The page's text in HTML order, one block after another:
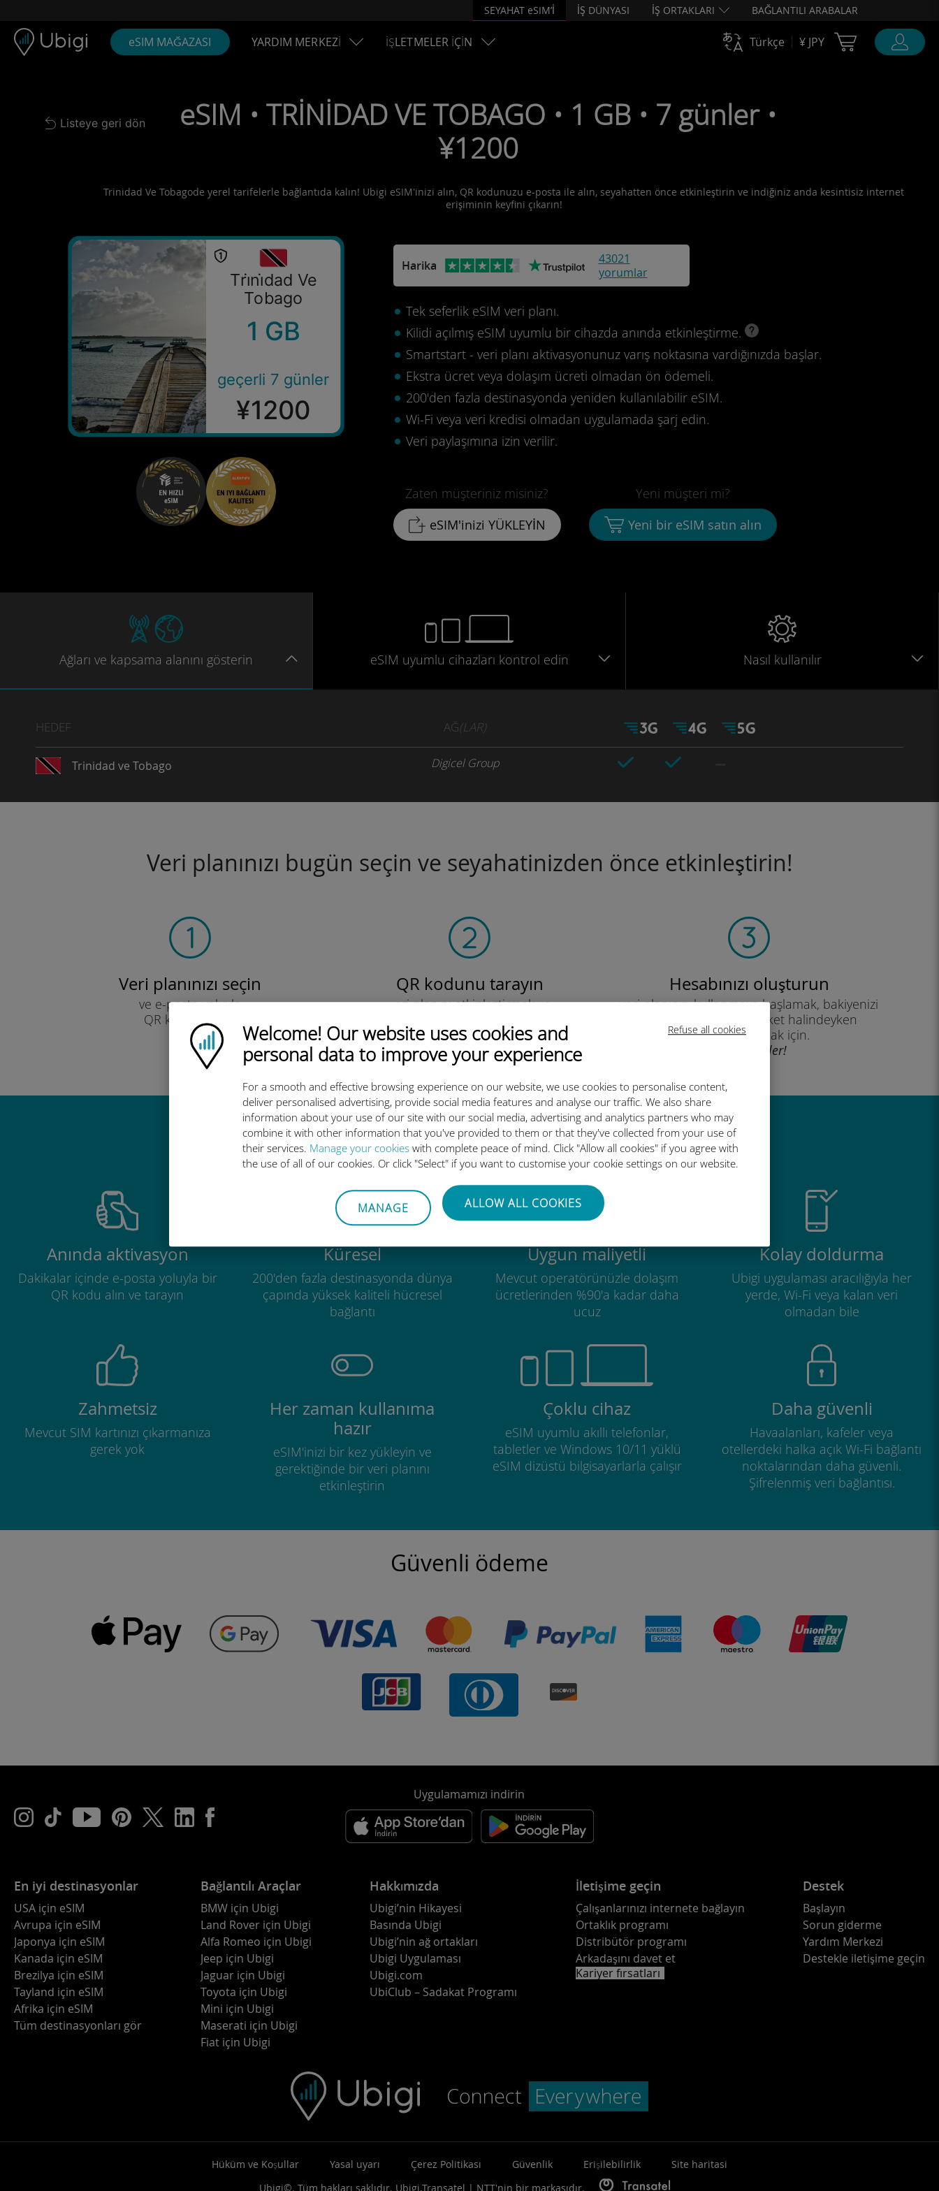
Refuse all cookies
Ubigi logo
Welcome! Our website uses cookies and
personal data to improve your experience
For a smooth and effective browsing experience on our website, we use cookies to personalise content,
deliver personalised advertising, provide social media features and analyse our traffic. We also share
information about your use of our site with our social media, advertising and analytics partners who may
combine it with other information that you've provided to them or that they've collected from your use of
their services. Manage your cookies with complete peace of mind. Click "Allow all cookies" if you agree with
the use of all of our cookies. Or click "Select" if you want to customise your cookie settings on our website.
MANAGE ALLOW ALL COOKIES
SEYAHAT eSIM’İ İŞ DÜNYASI İŞ ORTAKLARI BAĞLANTILI ARABALAR
eSIM MAĞAZASI YARDIM MERKEZİ İŞLETMELER İÇİN Türkçe ¥ JPY Cart Ubigi
Back to list
Listeye geri dön
eSIM • TRİNİDAD VE TOBAGO • 1 GB • 7 günler •
¥1200
Trinidad Ve Tobagode yerel tarifelerle bağlantıda kalın! Ubigi eSIM'inizi alın, QR kodunuzu e-posta ile alın, seyahatten önce etkinleştirin ve indiğiniz anda kesintisiz internet
erişiminin keyfini çıkarın!
Tri̇ni̇dad Ve
Tobago
1 GB
geçerli 7 günler
¥1200
Harika
43021
yorumlar
Tek seferlik eSIM veri planı.
Kilidi açılmış eSIM uyumlu bir cihazda anında etkinleştirme.
Smartstart - veri planı aktivasyonunuz varış noktasına vardığınızda başlar.
Ekstra ücret veya dolaşım ücreti olmadan ön ödemeli.
200'den fazla destinasyonda yeniden kullanılabilir eSIM.
Wi-Fi veya veri kredisi olmadan uygulamada şarj edin.
Veri paylaşımına izin verilir.
Zaten müşteriniz misiniz?
eSIM'inizi YÜKLEYİN
Yeni müşteri mi?
Yeni bir eSIM satın alın
Ağları ve kapsama alanını gösterin eSIM uyumlu cihazları kontrol edin Nasıl kullanılır
HEDEF AĞ(LAR)
Trinidad ve Tobago Digicel Group
Veri planınızı bugün seçin ve seyahatinizden önce etkinleştirin!
Veri planınızı seçin
ve e-posta yoluyla
QR kodu ile alın.
Hızlı!
QR kodunu tarayın
veri planını etkinleştirmek ve
Hesabınızı oluşturun
veri planınızı kullanmaya başlamak, bakiyenizi
kontrol etmek ve hareket halindeyken
yükleme yapmak için.
İyi eğlenceler!
Ubigi uluslararası eSIM neden bu kadar harika
Anında aktivasyon
Dakikalar içinde e-posta yoluyla bir
QR kodu alın ve tarayın
Küresel
200'den fazla destinasyonda dünya
çapında yüksek kaliteli hücresel
bağlantı
Uygun maliyetli
Mevcut operatörünüzle dolaşım
ücretlerinden %90'a kadar daha
ucuz
Kolay doldurma
Ubigi uygulaması aracılığıyla her
yerde, Wi-Fi veya kalan veri
olmadan bile
Zahmetsiz
Mevcut SIM kartınızı çıkarmanıza
gerek yok
Her zaman kullanıma
hazır
eSIM'inizi bir kez yükleyin ve
gerektiğinde bir veri planını
etkinleştirin
Çoklu cihaz
eSIM uyumlu akıllı telefonlar,
tabletler ve Windows 10/11 yüklü
eSIM dizüstü bilgisayarlarla çalışır
Daha güvenli
Havaalanları, kafeler veya
otellerdeki halka açık Wi-Fi bağlantı
noktalarından daha güvenli.
Şifrelenmiş veri bağlantısı.
Güvenli ödeme
Uygulamamızı indirin
En iyi destinasyonlar
USA için eSIM
Avrupa için eSIM
Japonya için eSIM
Kanada için eSIM
Brezilya için eSIM
Tayland için eSIM
Afrika için eSIM
Tüm destinasyonları gör
Bağlantılı Araçlar
BMW için Ubigi
Land Rover için Ubigi
Alfa Romeo için Ubigi
Jeep için Ubigi
Jaguar için Ubigi
Toyota için Ubigi
Mini için Ubigi
Maserati için Ubigi
Fiat için Ubigi
Hakkımızda
Ubigi’nin Hikayesi
Basında Ubigi
Ubigi’nin ağ ortakları
Ubigi Uygulaması
Ubigi.com
UbiClub – Sadakat Programı
İletişime geçin
Çalışanlarınızı internete bağlayın
Ortaklık programı
Distribütör programı
Arkadaşını davet et
Kariyer fırsatları
Destek
Başlayın
Sorun giderme
Yardım Merkezi
Destekle iletişime geçin
Hüküm ve Koşullar Yasal uyarı Çerez Politikası Güvenlik Erişilebilirlik
Site haritasi
Ubigi©. Tüm hakları saklıdır. Ubigi,Transatel | NTT'nin bir markasıdır.